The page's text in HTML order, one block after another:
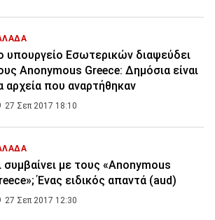
υπουργείο Εσωτερικών διαψεύδει
Anonymous Greece: Δημόσια είναι
αρχεία που αναρτήθηκαν
27 Σεπ 2017 18:10
συμβαίνει με τους «Anonymous
Ένας ειδικός απαντά (aud)
27 Σεπ 2017 12:30